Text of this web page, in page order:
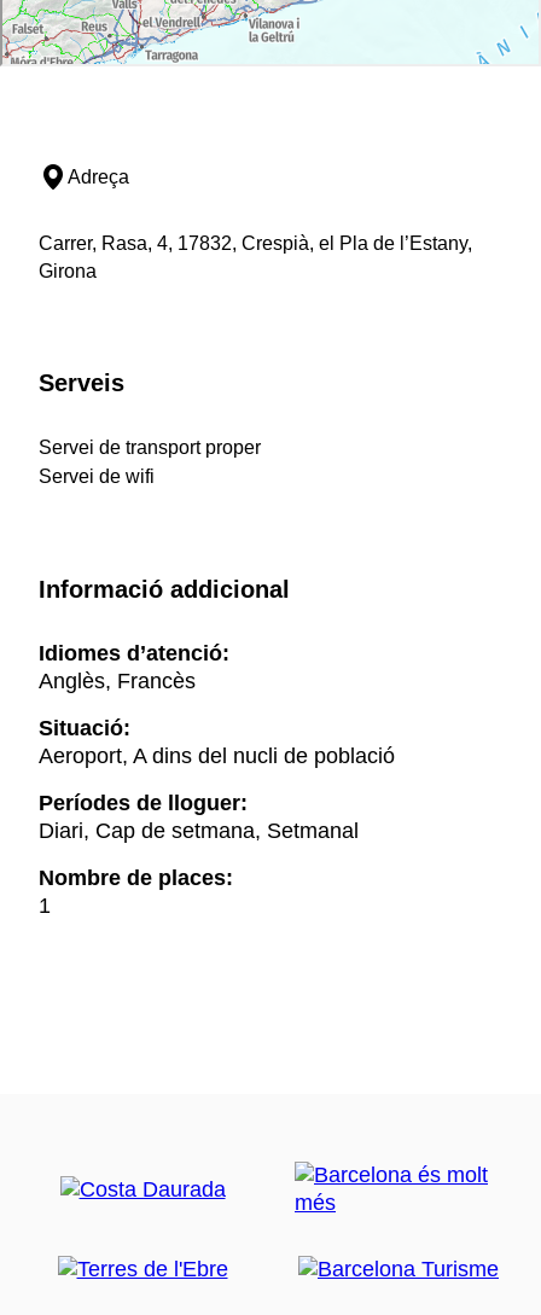
Adreça
Carrer, Rasa, 4, 17832, Crespià, el Pla de l’Estany,
Girona
Serveis
Servei de transport proper
Servei de wifi
Informació addicional
Idiomes d’atenció:
Anglès, Francès
Situació:
Aeroport, A dins del nucli de població
Períodes de lloguer:
Diari, Cap de setmana, Setmanal
Nombre de places:
1